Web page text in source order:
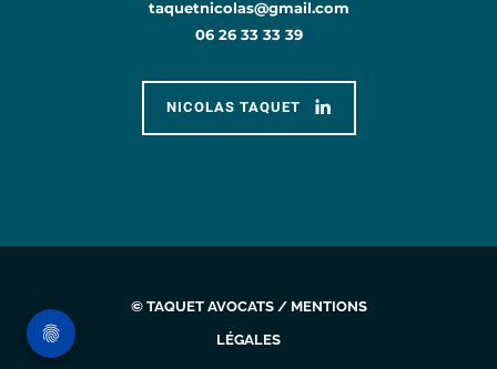
taquetnicolas@gmail.com
06 26 33 33 39
NICOLAS TAQUET
© TAQUET AVOCATS / MENTIONS
LÉGALES